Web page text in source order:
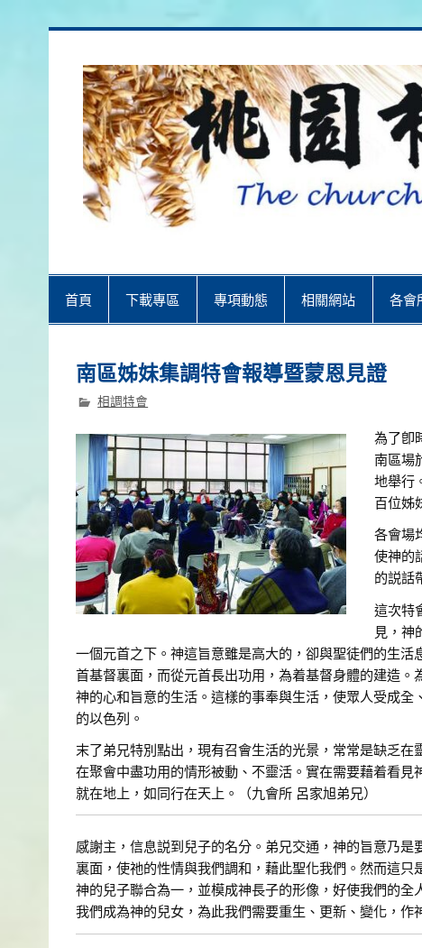
首頁 下載專區 專項動態 相關網站 各會
南區姊妹集調特會報導暨蒙恩見證
相調特會
為了卽
南區場
地舉行
百位姊
各會場
使神的
的説話
這次特
見，神
一個元首之下。神這旨意雖是高大的，卻與聖徒們的生
首基督裏面，而從元首長出功用，為着基督身體的建造
神的心和旨意的生活。這樣的事奉與生活，使眾人受成
的以色列。
末了弟兄特別點出，現有召會生活的光景，常常是缺乏
在聚會中盡功用的情形被動、不靈活。實在需要藉着看
就在地上，如同行在天上。（九會所 呂家旭弟兄）
感謝主，信息説到兒子的名分。弟兄交通，神的旨意乃
裏面，使祂的性情與我們調和，藉此聖化我們。然而這
神的兒子聯合為一，並模成神長子的形像，好使我們的
我們成為神的兒女，為此我們需要重生、更新、變化，作